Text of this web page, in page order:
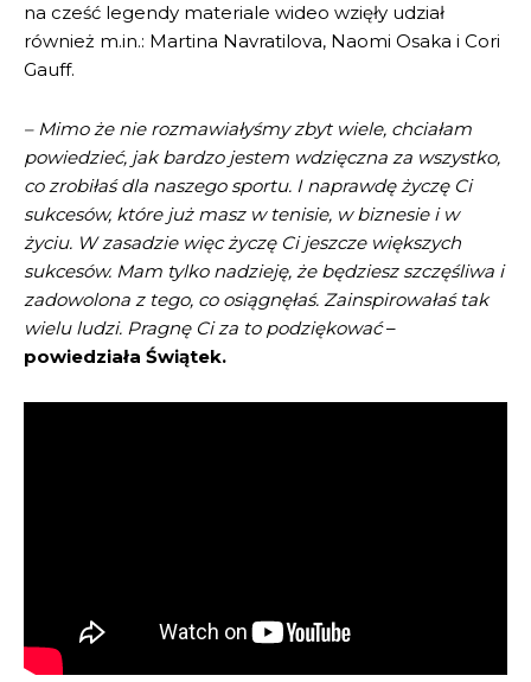
na cześć legendy materiale wideo wzięły udział
również m.in.: Martina Navratilova, Naomi Osaka i Cori
Gauff.
– Mimo że nie rozmawiałyśmy zbyt wiele, chciałam
powiedzieć, jak bardzo jestem wdzięczna za wszystko,
co zrobiłaś dla naszego sportu. I naprawdę życzę Ci
sukcesów, które już masz w tenisie, w biznesie i w
życiu. W zasadzie więc życzę Ci jeszcze większych
sukcesów. Mam tylko nadzieję, że będziesz szczęśliwa i
zadowolona z tego, co osiągnęłaś. Zainspirowałaś tak
wielu ludzi. Pragnę Ci za to podziękować–
powiedziała Świątek.